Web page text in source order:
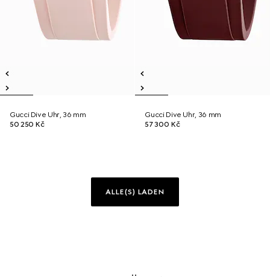
Gucci Dive Uhr, 36 mm
50 250 Kč
Gucci Dive Uhr, 36 mm
57 300 Kč
ALLE(S) LADEN